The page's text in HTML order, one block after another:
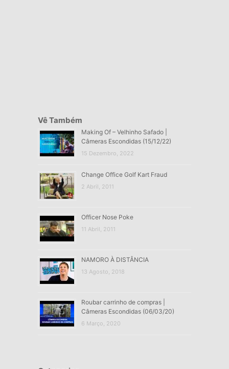
Vê Também
Making Of – Velhinho Safado |
Câmeras Escondidas (15/12/22)
15 Dezembro, 2022
Change Office Golf Kart Fraud
2 Abril, 2011
Officer Nose Poke
11 Abril, 2011
NAMORO À DISTÂNCIA
13 Agosto, 2018
Roubar carrinho de compras |
Câmeras Escondidas (06/03/20)
6 Março, 2020